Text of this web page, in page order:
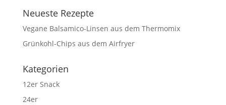
Neueste Rezepte
Vegane Balsamico-Linsen aus dem Thermomix
Grünkohl-Chips aus dem Airfryer
Kategorien
12er Snack
24er